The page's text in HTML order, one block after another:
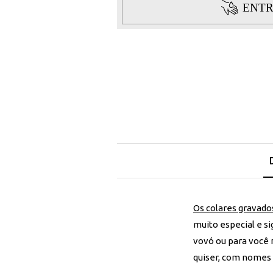
Os colares
muito especial e
vovó ou para você
quiser, com